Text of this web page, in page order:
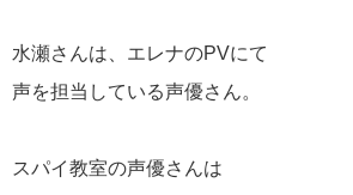
水瀬さんは、エレナのPVにて
声を担当している声優さん。
スパイ教室の声優さんは